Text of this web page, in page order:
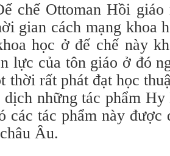
chế Ottoman Hồi giáo
gian cách mạng khoa
học ở đế chế này
lực của tôn giáo ở đó
thời rất phát đạt học
dịch những tác phẩm
các tác phẩm này
Âu.